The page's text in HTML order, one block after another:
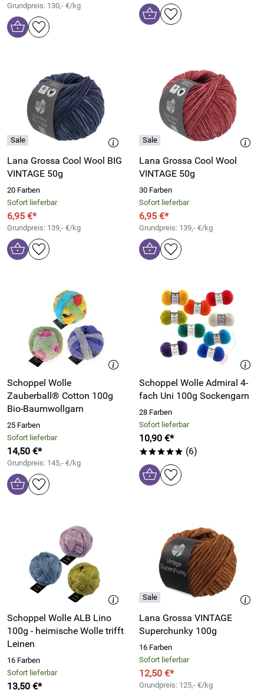
Grundpreis: 130,- €/kg
Lana Grossa Cool Wool BIG
VINTAGE 50g
20 Farben
Sofort lieferbar
6,95 €*
Grundpreis: 139,- €/kg
Lana Grossa Cool Wool
VINTAGE 50g
30 Farben
Sofort lieferbar
6,95 €*
Grundpreis: 139,- €/kg
Schoppel Wolle
Zauberball® Cotton 100g
Bio-Baumwollgarn
25 Farben
Sofort lieferbar
14,50 €*
Grundpreis: 145,- €/kg
Schoppel Wolle Admiral 4-
fach Uni 100g Sockengarn
28 Farben
Sofort lieferbar
10,90 €*
***** (6)
Schoppel Wolle ALB Lino
100g - heimische Wolle trifft
Leinen
16 Farben
Sofort lieferbar
13,50 €*
Lana Grossa VINTAGE
Superchunky 100g
16 Farben
Sofort lieferbar
12,50 €*
Grundpreis: 125,- €/kg